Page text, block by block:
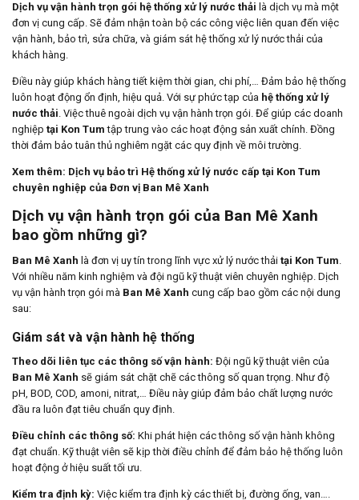
Dịch vụ vận hành trọn gói hệ thống xử lý nước thải là dịch vụ mà một
đơn vị cung cấp. Sẽ đảm nhận toàn bộ các công việc liên quan đến việc
vận hành, bảo trì, sửa chữa, và giám sát hệ thống xử lý nước thải của
khách hàng.
Điều này giúp khách hàng tiết kiệm thời gian, chi phí,… Đảm bảo hệ thống
luôn hoạt động ổn định, hiệu quả. Với sự phức tạp của hệ thống xử lý
nước thải. Việc thuê ngoài dịch vụ vận hành trọn gói. Để giúp các doanh
nghiệp tại Kon Tum tập trung vào các hoạt động sản xuất chính. Đồng
thời đảm bảo tuân thủ nghiêm ngặt các quy định về môi trường.
Xem thêm: Dịch vụ bảo trì Hệ thống xử lý nước cấp tại Kon Tum
chuyên nghiệp của Đơn vị Ban Mê Xanh
Dịch vụ vận hành trọn gói của Ban Mê Xanh
bao gồm những gì?
Ban Mê Xanh là đơn vị uy tín trong lĩnh vực xử lý nước thải tại Kon Tum
Với nhiều năm kinh nghiệm và đội ngũ kỹ thuật viên chuyên nghiệp. Dịch
vụ vận hành trọn gói mà Ban Mê Xanh cung cấp bao gồm các nội dung
sau:
Giám sát và vận hành hệ thống
Theo dõi liên tục các thông số vận hành: Đội ngũ kỹ thuật viên của
Ban Mê Xanh sẽ giám sát chặt chẽ các thông số quan trọng. Như độ
pH, BOD, COD, amoni, nitrat,… Điều này giúp đảm bảo chất lượng nước
đầu ra luôn đạt tiêu chuẩn quy định.
Điều chỉnh các thông số: Khi phát hiện các thông số vận hành không
đạt chuẩn. Kỹ thuật viên sẽ kịp thời điều chỉnh để đảm bảo hệ thống luôn
hoạt động ở hiệu suất tối ưu.
Kiểm tra định kỳ: Việc kiểm tra định kỳ các thiết bị, đường ống, van….